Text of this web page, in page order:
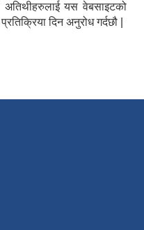
अतिथीहरुलाई यस वेबसाइटको
दिन अनुरोध गर्दछौ |